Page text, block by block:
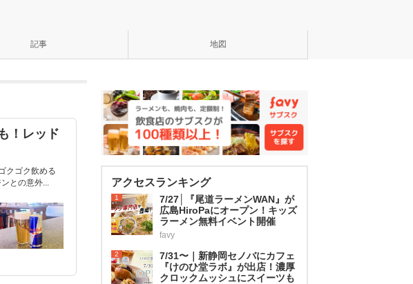
記事 地図
！レッド
クゴク飲める
との意外...
アクセスランキング
1
7/27│『尾道ラーメンWAN』が
広島HiroPaにオープン！キッズ
ラーメン無料イベント開催
favy
2
7/31〜｜新静岡セノバにカフェ
『けのひ堂ラボ』が出店！濃厚
クロックムッシュにスイーツも